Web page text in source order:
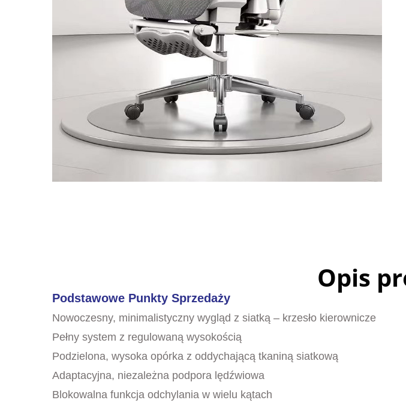
Opis
Podstawowe Punkty Sprzedaży
Nowoczesny, minimalistyczny wygląd z siatką – krzesło kierownicze
Pełny system z regulowaną wysokością
Podzielona, wysoka opórka z oddychającą tkaniną siatkową
Adaptacyjna, niezależna podpora lędźwiowa
Blokowalna funkcja odchylania w wielu kątach